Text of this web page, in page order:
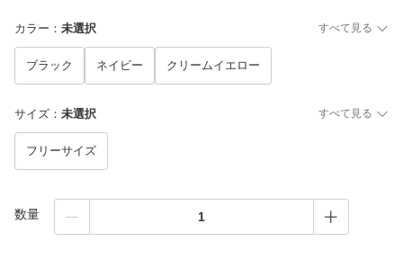
カラー ： 未選択 すべて見る
ブラック ネイビー クリームイエロー
サイズ ： 未選択 すべて見る
フリーサイズ
数量